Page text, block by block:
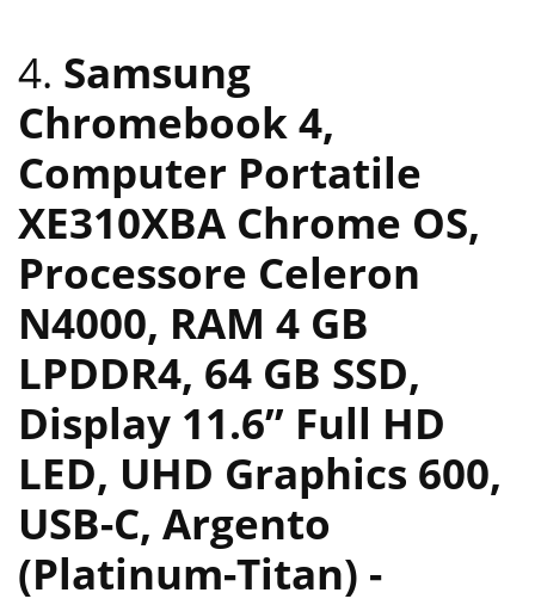
4. Samsung
Chromebook 4,
Computer Portatile
XE310XBA Chrome OS,
Processore Celeron
N4000, RAM 4 GB
LPDDR4, 64 GB SSD,
Display 11.6” Full HD
LED, UHD Graphics 600,
USB-C, Argento
(Platinum-Titan) -